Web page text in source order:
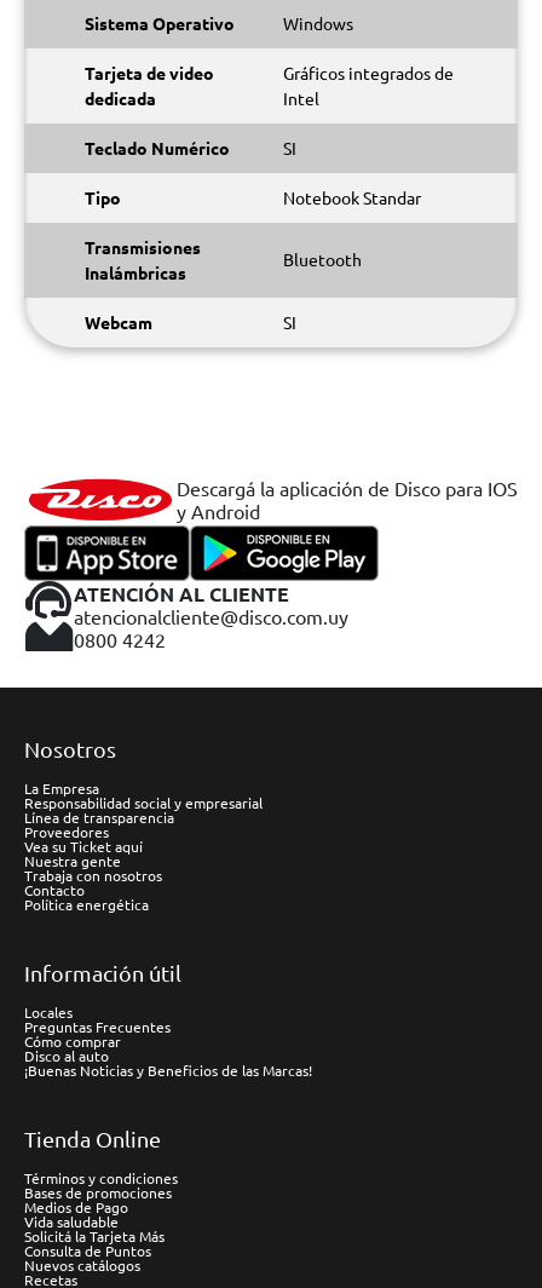
Sistema Operativo Windows
Tarjeta de video
dedicada
Gráficos integrados de
Intel
Teclado Numérico SI
Tipo Notebook Standar
Transmisiones
Inalámbricas
Bluetooth
Webcam SI
Descargá la aplicación de Disco para IOS
y Android
ATENCIÓN AL CLIENTE
atencionalcliente@disco.com.uy
0800 4242
Nosotros
La Empresa
Responsabilidad social y empresarial
Línea de transparencia
Proveedores
Vea su Ticket aquí
Nuestra gente
Trabaja con nosotros
Contacto
Política energética
Información útil
Locales
Preguntas Frecuentes
Cómo comprar
Disco al auto
¡Buenas Noticias y Beneficios de las Marcas!
Tienda Online
Términos y condiciones
Bases de promociones
Medios de Pago
Vida saludable
Solicitá la Tarjeta Más
Consulta de Puntos
Nuevos catálogos
Recetas